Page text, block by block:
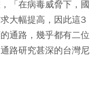
「在病毒威脅下，國
大幅提高，因此這3
通路，幾乎都有二位
路研究甚深的台灣尼